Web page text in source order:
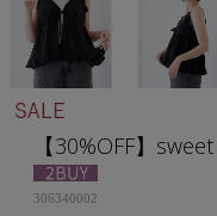
【30%OFF】
306340002